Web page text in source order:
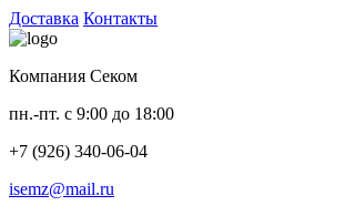
Доставка Контакты
Компания Секом
пн.-пт. с 9:00 до 18:00
+7 (926) 340-06-04
isemz@mail.ru